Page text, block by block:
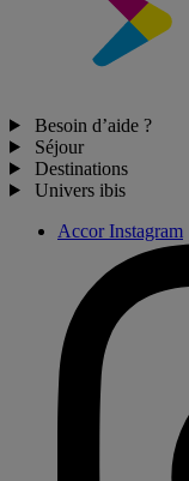
Besoin d’aide ?
Séjour
Destinations
Univers ibis
Accor Instagram